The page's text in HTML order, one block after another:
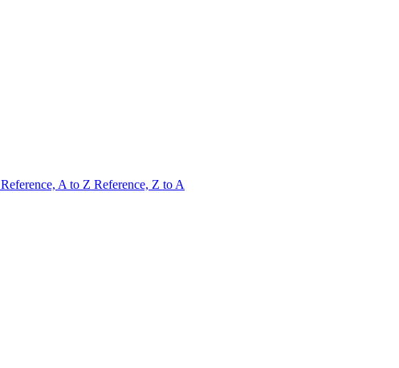
Reference, A to Z Reference, Z to A